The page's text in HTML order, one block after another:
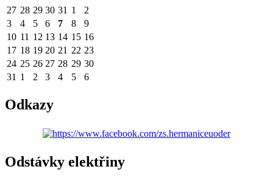
27 28 29 30 31 1
2
3
4 5 6 7 8
9
10 11 12 13 14 15 16
17 18 19 20 21 22 23
24 25 26 27 28 29 30
31 1 2 3 4 5 6
Odkazy
Odstávky elektřiny